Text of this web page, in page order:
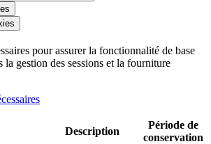
pour assurer la fonctionnalité de base
gestion des sessions et la fourniture
Description
Période de
conservation